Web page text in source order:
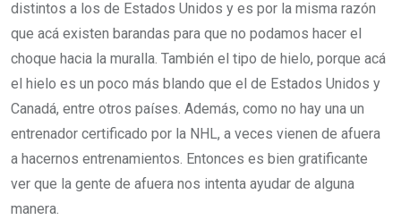
distintos a los de Estados Unidos y es por la misma razón
que acá existen barandas para que no podamos hacer el
choque hacia la muralla. También el tipo de hielo, porque acá
el hielo es un poco más blando que el de Estados Unidos y
Canadá, entre otros países. Además, como no hay una un
entrenador certificado por la NHL, a veces vienen de afuera
a hacernos entrenamientos. Entonces es bien gratificante
ver que la gente de afuera nos intenta ayudar de alguna
manera.